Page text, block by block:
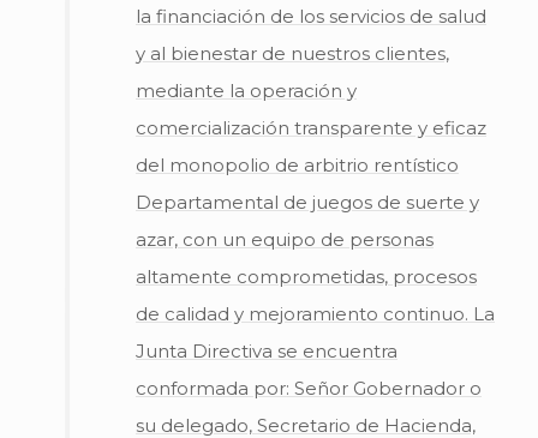
la financiación de los servicios de salud
y al bienestar de nuestros clientes,
mediante la operación y
comercialización transparente y eficaz
del monopolio de arbitrio rentístico
Departamental de juegos de suerte y
azar, con un equipo de personas
altamente comprometidas, procesos
de calidad y mejoramiento continuo. La
Junta Directiva se encuentra
conformada por: Señor Gobernador o
su delegado, Secretario de Hacienda,